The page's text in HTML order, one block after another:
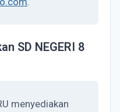
SD NEGERI 8
menyediakan